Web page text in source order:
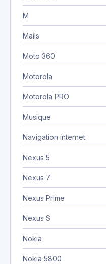
M
Mails
Moto 360
Motorola
Motorola PRO
Musique
Navigation internet
Nexus 5
Nexus 7
Nexus Prime
Nexus S
Nokia
Nokia 5800